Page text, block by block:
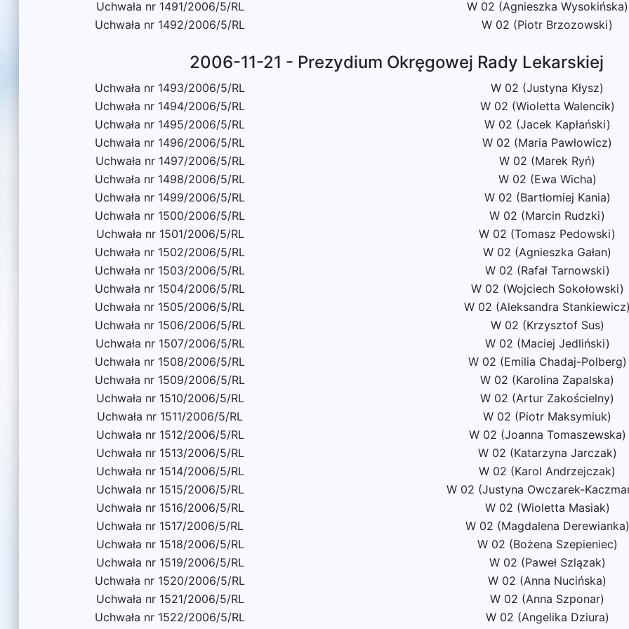
Uchwała nr 1491/2006/5/RL
W 02 (Agnieszka Wysokińska)
Uchwała nr 1492/2006/5/RL
W 02 (Piotr Brzozowski)
2006-11-21 - Prezydium Okręgowej Rady Lekarskiej
Uchwała nr 1493/2006/5/RL
W 02 (Justyna Kłysz)
Uchwała nr 1494/2006/5/RL
W 02 (Wioletta Walencik)
Uchwała nr 1495/2006/5/RL
W 02 (Jacek Kapłański)
Uchwała nr 1496/2006/5/RL
W 02 (Maria Pawłowicz)
Uchwała nr 1497/2006/5/RL
W 02 (Marek Ryń)
Uchwała nr 1498/2006/5/RL
W 02 (Ewa Wicha)
Uchwała nr 1499/2006/5/RL
W 02 (Bartłomiej Kania)
Uchwała nr 1500/2006/5/RL
W 02 (Marcin Rudzki)
Uchwała nr 1501/2006/5/RL
W 02 (Tomasz Pedowski)
Uchwała nr 1502/2006/5/RL
W 02 (Agnieszka Gałan)
Uchwała nr 1503/2006/5/RL
W 02 (Rafał Tarnowski)
Uchwała nr 1504/2006/5/RL
W 02 (Wojciech Sokołowski)
Uchwała nr 1505/2006/5/RL
W 02 (Aleksandra
Uchwała nr 1506/2006/5/RL
W 02 (Krzysztof Sus)
Uchwała nr 1507/2006/5/RL
W 02 (Maciej Jedliński)
Uchwała nr 1508/2006/5/RL
W 02 (Emilia Chadaj-Polberg)
Uchwała nr 1509/2006/5/RL
W 02 (Karolina Zapalska)
Uchwała nr 1510/2006/5/RL
W 02 (Artur Zakościelny)
Uchwała nr 1511/2006/5/RL
W 02 (Piotr Maksymiuk)
Uchwała nr 1512/2006/5/RL
W 02 (Joanna Tomaszewska)
Uchwała nr 1513/2006/5/RL
W 02 (Katarzyna Jarczak)
Uchwała nr 1514/2006/5/RL
W 02 (Karol Andrzejczak)
Uchwała nr 1515/2006/5/RL
W 02 (Justyna Owczarek-
Uchwała nr 1516/2006/5/RL
W 02 (Wioletta Masiak)
Uchwała nr 1517/2006/5/RL
W 02 (Magdalena Derewianka)
Uchwała nr 1518/2006/5/RL
W 02 (Bożena Szepieniec)
Uchwała nr 1519/2006/5/RL
W 02 (Paweł Szlązak)
Uchwała nr 1520/2006/5/RL
W 02 (Anna Nucińska)
Uchwała nr 1521/2006/5/RL
W 02 (Anna Szponar)
Uchwała nr 1522/2006/5/RL
W 02 (Angelika Dziura)